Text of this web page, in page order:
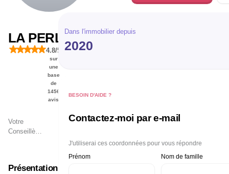
LA PERLE
IMMOBILIER
4.8/5
sur
une
base
de
1456
avis
Votre
Conseillère
Présentation
Dans l'immobilier depuis
2020
BESOIN D'AIDE ?
Contactez-moi par e-mail
J'utiliserai ces coordonnées pour vous répondre
Prénom
Nom de famille